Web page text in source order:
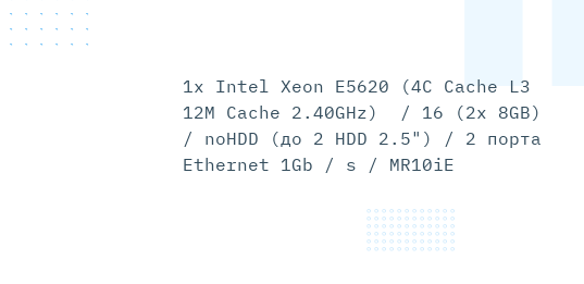
1x Intel Xeon E5620 (4C Cache L3
12M Cache 2.40GHz) / 16 (2x 8GB)
/ noHDD (до 2 HDD 2.5") / 2 порта
Ethernet 1Gb / s / MR10iE